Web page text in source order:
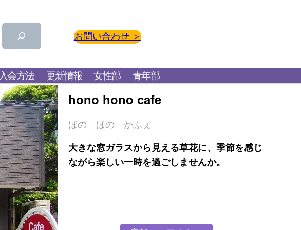
お問い合わせ ＞
入会方法 更新情報 女性部 青年部
hono hono cafe
ほの ほの かふぇ
大きな窓ガラスから見える草花に、季節を感じ
ながら楽しい一時を過ごしませんか。